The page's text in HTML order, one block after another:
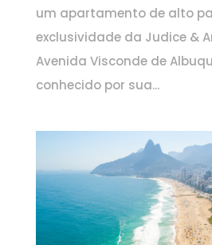
um apartamento de alto
exclusividade da Judice &
Avenida Visconde de
conhecido por sua...